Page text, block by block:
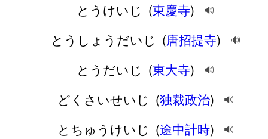
とうけいじ (東慶寺) 🔊
とうしょうだいじ (唐招提寺) 🔊
とうだいじ (東大寺) 🔊
どくさいせいじ (独裁政治) 🔊
とちゅうけいじ (途中計時) 🔊